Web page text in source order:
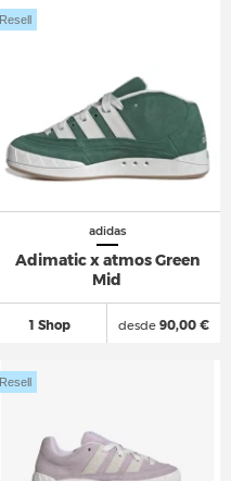
adidas
Adimatic x atmos Green
Mid
1 Shop
Resell
desde90,00 €
Resell